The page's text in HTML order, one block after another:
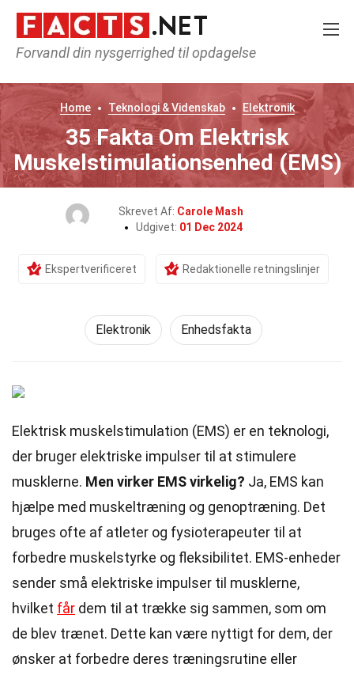
Forvandl din nysgerrighed til opdagelse
Home Teknologi & Videnskab Elektronik
35 Fakta Om Elektrisk
Muskelstimulationsenhed (EMS)
Skrevet Af: Carole Mash
Udgivet: 01 Dec 2024
Ekspertverificeret Redaktionelle retningslinjer
Elektronik Enhedsfakta
Elektrisk muskelstimulation (EMS) er en teknologi,
der bruger elektriske impulser til at stimulere
musklerne. Men virker EMS virkelig? Ja, EMS kan
hjælpe med muskeltræning og genoptræning. Det
bruges ofte af atleter og fysioterapeuter til at
forbedre muskelstyrke og fleksibilitet. EMS-enheder
sender små elektriske impulser til musklerne,
hvilket får dem til at trække sig sammen, som om
de blev trænet. Dette kan være nyttigt for dem, der
ønsker at forbedre deres træningsrutine eller